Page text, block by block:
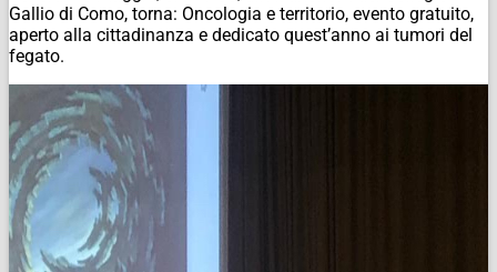
Gallio di Como, torna: Oncologia e territorio, evento gratuito,
aperto alla cittadinanza e dedicato quest’anno ai tumori del
fegato.